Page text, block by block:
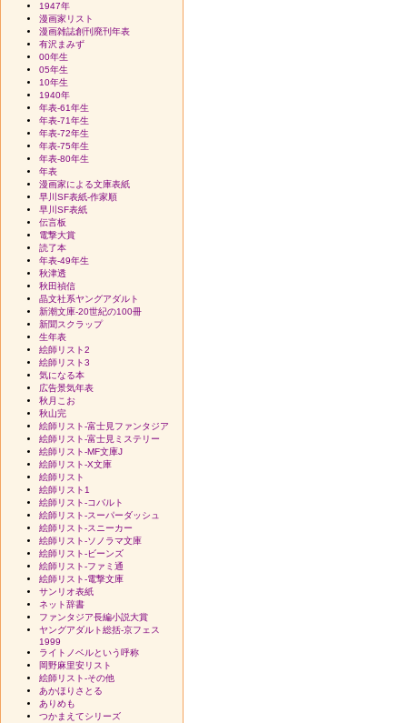
1947年
漫画家リスト
漫画雑誌創刊廃刊年表
有沢まみず
00年生
05年生
10年生
1940年
年表-61年生
年表-71年生
年表-72年生
年表-75年生
年表-80年生
年表
漫画家による文庫表紙
早川SF表紙-作家順
早川SF表紙
伝言板
電撃大賞
読了本
年表-49年生
秋津透
秋田禎信
晶文社系ヤングアダルト
新潮文庫-20世紀の100冊
新聞スクラップ
生年表
絵師リスト2
絵師リスト3
気になる本
広告景気年表
秋月こお
秋山完
絵師リスト-富士見ファンタジア
絵師リスト-富士見ミステリー
絵師リスト-MF文庫J
絵師リスト-X文庫
絵師リスト
絵師リスト1
絵師リスト-コバルト
絵師リスト-スーパーダッシュ
絵師リスト-スニーカー
絵師リスト-ソノラマ文庫
絵師リスト-ビーンズ
絵師リスト-ファミ通
絵師リスト-電撃文庫
サンリオ表紙
ネット辞書
ファンタジア長編小説大賞
ヤングアダルト総括-京フェス
1999
ライトノベルという呼称
岡野麻里安リスト
絵師リスト-その他
あかほりさとる
ありめも
つかまえてシリーズ